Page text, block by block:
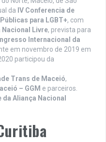
da IV Conferencia de
para LGBT+, com
Nacional Livre, prevista para
Internacional da
em novembro de 2019 em
participou da
Trans de Maceió,
– GGM e parceiros.
Aliança Nacional